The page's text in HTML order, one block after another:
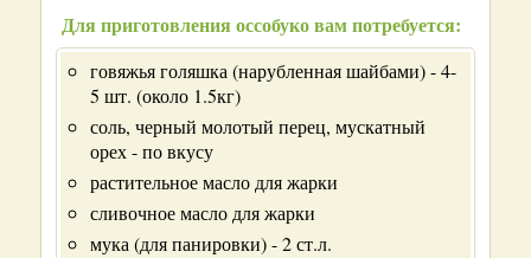
Для приготовления оссобуко вам потребуется:
говяжья голяшка (нарубленная шайбами) - 4-
5 шт. (около 1.5кг)
соль, черный молотый перец, мускатный
орех - по вкусу
растительное масло для жарки
сливочное масло для жарки
мука (для панировки) - 2 ст.л.